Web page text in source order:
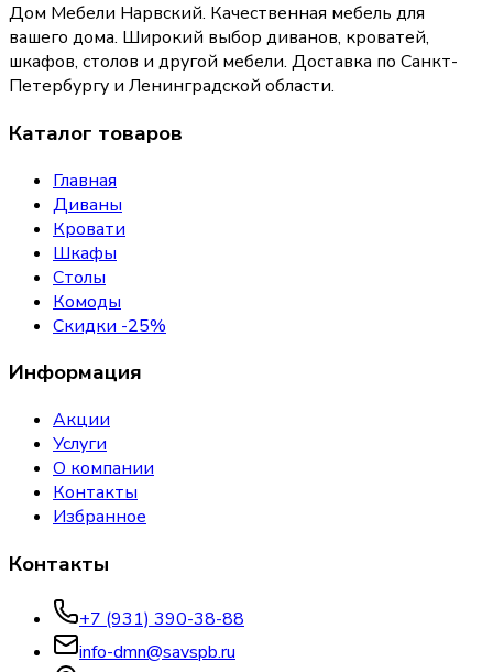
Дом Мебели Нарвский. Качественная мебель для
вашего дома. Широкий выбор диванов, кроватей,
шкафов, столов и другой мебели. Доставка по Санкт-
Петербургу и Ленинградской области.
Каталог товаров
Главная
Диваны
Кровати
Шкафы
Столы
Комоды
Скидки -25%
Информация
Акции
Услуги
О компании
Контакты
Избранное
Контакты
+7 (931) 390-38-88
info-dmn@savspb.ru